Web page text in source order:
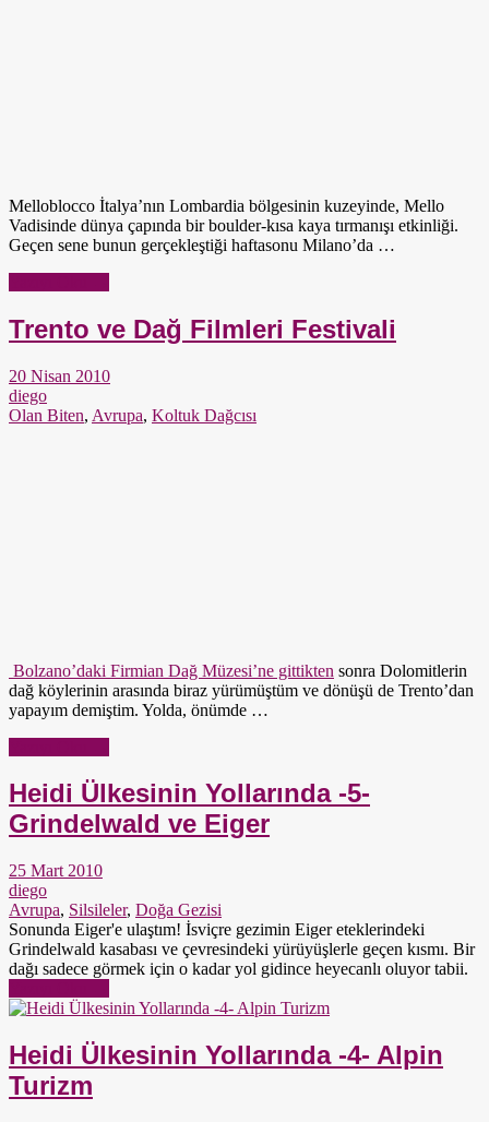
Melloblocco İtalya’nın Lombardia bölgesinin kuzeyinde, Mello
Vadisinde dünya çapında bir boulder-kısa kaya tırmanışı etkinliği.
Geçen sene bunun gerçekleştiği haftasonu Milano’da …
Trento ve Dağ Filmleri Festivali
20 Nisan 2010
diego
Olan Biten, Avrupa, Koltuk Dağcısı
Bolzano’daki Firmian Dağ Müzesi’ne gittikten sonra Dolomitlerin
dağ köylerinin arasında biraz yürümüştüm ve dönüşü de Trento’dan
yapayım demiştim. Yolda, önümde …
Heidi Ülkesinin Yollarında -5-
Grindelwald ve Eiger
25 Mart 2010
diego
Avrupa, Silsileler, Doğa Gezisi
Sonunda Eiger'e ulaştım! İsviçre gezimin Eiger eteklerindeki
Grindelwald kasabası ve çevresindeki yürüyüşlerle geçen kısmı. Bir
dağı sadece görmek için o kadar yol gidince heyecanlı oluyor tabii.
Heidi Ülkesinin Yollarında -4- Alpin
Turizm